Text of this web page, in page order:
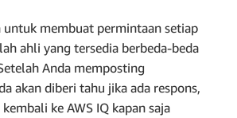
untuk membuat permintaan setiap
ahli yang tersedia berbeda-beda
Anda memposting
akan diberi tahu jika ada respons,
ke AWS IQ kapan saja